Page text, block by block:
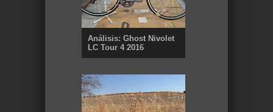
Análisis: Ghost Nivolet
LC Tour 4 2016